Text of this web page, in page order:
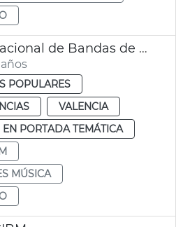
Certamen Internacional de Bandas de Música
POPULARES
VALENCIA
EN PORTADA TEMÁTICA
MÚSICA